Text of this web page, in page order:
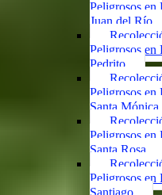
Peligrosos en
Juan del Río
Peligrosos en
Pedrito
Peligrosos en
Santa Mónica
Peligrosos en
Santa Rosa
Peligrosos en
Santiago